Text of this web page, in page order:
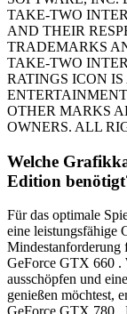
TAKE-TWO
AND THEIR
TRADEMARKS
TAKE-TWO
RATINGS ICON
OTHER MARKS
OWNERS. ALL
Welche
Edition
Für das optimale
eine leistungsfähige
Mindestanforderung
GeForce GTX 660 .
ausschöpfen und
genießen möchtest,